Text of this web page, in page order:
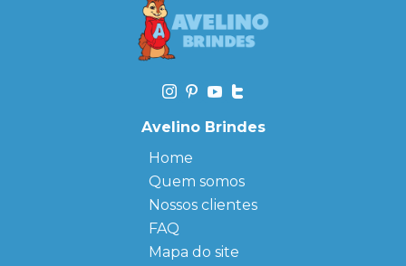
Avelino Brindes
Home
Quem somos
Nossos clientes
FAQ
Mapa do site